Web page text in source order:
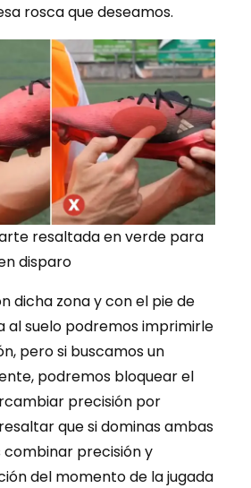
rosca que deseamos.
resaltada en verde para
disparo
dicha zona y con el pie de
al suelo podremos imprimirle
pero si buscamos un
podremos bloquear el
precisión por
que si dominas ambas
precisión y
del momento de la jugada